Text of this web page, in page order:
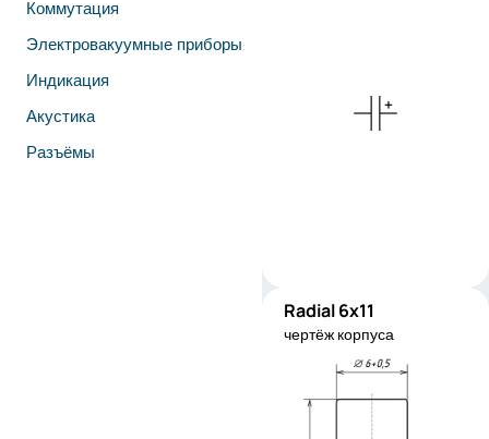
Коммутация
Электровакуумные приборы
Индикация
Акустика
Разъёмы
RC0611
Производитель:
Код изделия:
Radial 6x11
чертёж корпуса